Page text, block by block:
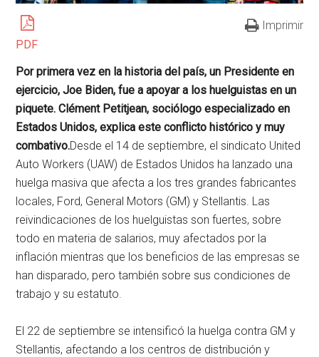
PDF
Imprimir
Por primera vez en la historia del país, un Presidente en
ejercicio, Joe Biden, fue a apoyar a los huelguistas en un
piquete. Clément Petitjean, sociólogo especializado en
Estados Unidos, explica este conflicto histórico y muy
combativo.Desde el 14 de septiembre, el sindicato United
Auto Workers (UAW) de Estados Unidos ha lanzado una
huelga masiva que afecta a los tres grandes fabricantes
locales, Ford, General Motors (GM) y Stellantis. Las
reivindicaciones de los huelguistas son fuertes, sobre
todo en materia de salarios, muy afectados por la
inflación mientras que los beneficios de las empresas se
han disparado, pero también sobre sus condiciones de
trabajo y su estatuto.
El 22 de septiembre se intensificó la huelga contra GM y
Stellantis, afectando a los centros de distribución y